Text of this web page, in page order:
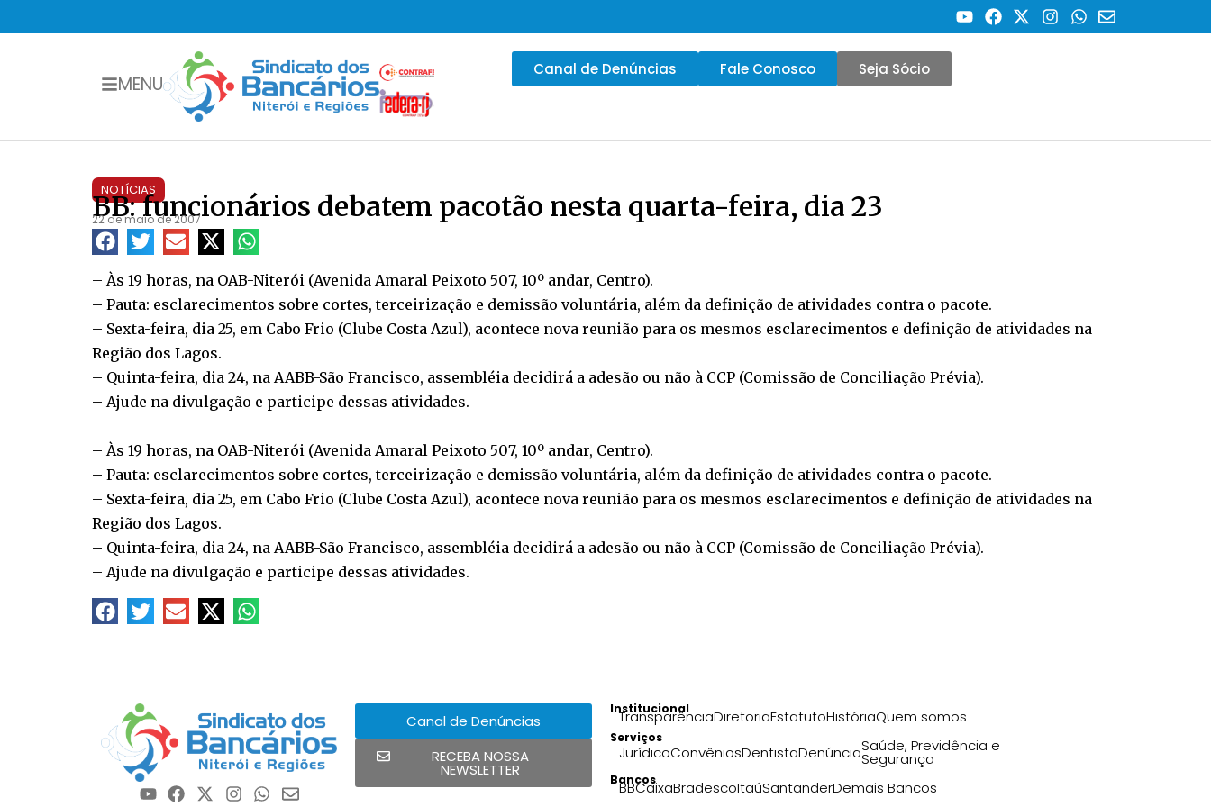
MENU
Canal de Denúncias Fale Conosco Seja Sócio
NOTÍCIAS
BB: funcionários debatem pacotão nesta quarta-feira, dia 23
22 de maio de 2007
– Às 19 horas, na OAB-Niterói (Avenida Amaral Peixoto 507, 10º andar, Centro).
– Pauta: esclarecimentos sobre cortes, terceirização e demissão voluntária, além da definição de atividades contra o pacote.
– Sexta-feira, dia 25, em Cabo Frio (Clube Costa Azul), acontece nova reunião para os mesmos esclarecimentos e definição de atividades na
Região dos Lagos.
– Quinta-feira, dia 24, na AABB-São Francisco, assembléia decidirá a adesão ou não à CCP (Comissão de Conciliação Prévia).
– Ajude na divulgação e participe dessas atividades.
– Às 19 horas, na OAB-Niterói (Avenida Amaral Peixoto 507, 10º andar, Centro).
– Pauta: esclarecimentos sobre cortes, terceirização e demissão voluntária, além da definição de atividades contra o pacote.
– Sexta-feira, dia 25, em Cabo Frio (Clube Costa Azul), acontece nova reunião para os mesmos esclarecimentos e definição de atividades na
Região dos Lagos.
– Quinta-feira, dia 24, na AABB-São Francisco, assembléia decidirá a adesão ou não à CCP (Comissão de Conciliação Prévia).
– Ajude na divulgação e participe dessas atividades.
Canal de Denúncias
RECEBA NOSSA
NEWSLETTER
Institucional
TransparênciaDiretoriaEstatutoHistóriaQuem somos
Serviços
JurídicoConvêniosDentistaDenúnciaSaúde, Previdência e
Segurança
Bancos
BBCaixaBradescoItaúSantanderDemais Bancos